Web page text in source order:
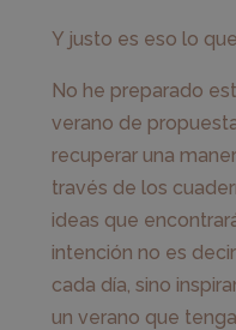
Y justo es eso lo
No he preparado
verano de
recuperar una
través de los
ideas que
intención no es
cada día, sino
un verano que